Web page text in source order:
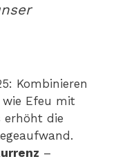
Kombinieren
wie Efeu mit
erhöht die
–